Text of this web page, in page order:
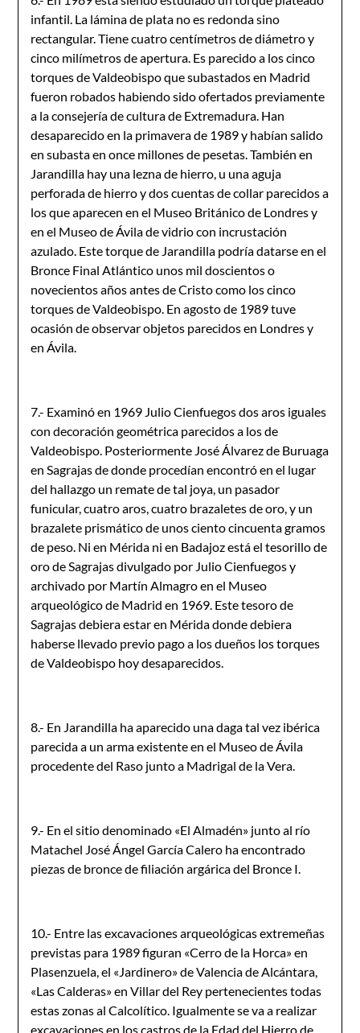
infantil. La lámina de plata no es redonda sino
rectangular. Tiene cuatro centímetros de diámetro y
cinco milímetros de apertura. Es parecido a los cinco
torques de Valdeobispo que subastados en Madrid
fueron robados habiendo sido ofertados previamente
a la consejería de cultura de Extremadura. Han
desaparecido en la primavera de 1989 y habían salido
en subasta en once millones de pesetas. También en
Jarandilla hay una lezna de hierro, u una aguja
perforada de hierro y dos cuentas de collar parecidos a
los que aparecen en el Museo Británico de Londres y
en el Museo de Ávila de vidrio con incrustación
azulado. Este torque de Jarandilla podría datarse en el
Bronce Final Atlántico unos mil doscientos o
novecientos años antes de Cristo como los cinco
torques de Valdeobispo. En agosto de 1989 tuve
ocasión de observar objetos parecidos en Londres y
en Ávila.
7.- Examinó en 1969 Julio Cienfuegos dos aros iguales
con decoración geométrica parecidos a los de
Valdeobispo. Posteriormente José Álvarez de Buruaga
en Sagrajas de donde procedían encontró en el lugar
del hallazgo un remate de tal joya, un pasador
funicular, cuatro aros, cuatro brazaletes de oro, y un
brazalete prismático de unos ciento cincuenta gramos
de peso. Ni en Mérida ni en Badajoz está el tesorillo de
oro de Sagrajas divulgado por Julio Cienfuegos y
archivado por Martín Almagro en el Museo
arqueológico de Madrid en 1969. Este tesoro de
Sagrajas debiera estar en Mérida donde debiera
haberse llevado previo pago a los dueños los torques
de Valdeobispo hoy desaparecidos.
8.- En Jarandilla ha aparecido una daga tal vez ibérica
parecida a un arma existente en el Museo de Ávila
procedente del Raso junto a Madrigal de la Vera.
9.- En el sitio denominado «El Almadén» junto al río
Matachel José Ángel García Calero ha encontrado
piezas de bronce de filiación argárica del Bronce I.
10.- Entre las excavaciones arqueológicas extremeñas
previstas para 1989 figuran «Cerro de la Horca» en
Plasenzuela, el «Jardinero» de Valencia de Alcántara,
«Las Calderas» en Villar del Rey pertenecientes todas
estas zonas al Calcolítico. Igualmente se va a realizar
excavacio­nes en los castros de la Edad del Hierro de